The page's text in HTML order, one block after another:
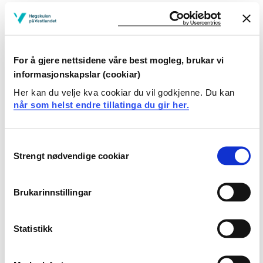
For å gjere nettsidene våre best mogleg, brukar vi
informasjonskapslar (cookiar)
Her kan du velje kva cookiar du vil godkjenne. Du kan
når som helst endre tillatinga du gir her.
Selection
Strengt nødvendige cookiar
Brukarinnstillingar
Statistikk
PM-motorer og induksjonmotorer
Project:
1. Design of onshore high power fast battery charging
system for electric Ferry, Master Project 2017-2018,
2. Grid Connected Three-phase Modular Multilevel
Converter for Maritime Application, Master Project 2018-